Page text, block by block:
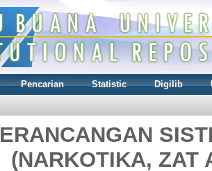
Pencarian Statistic Digilib
ERANCANGAN
(NARKOTIKA, ZAT